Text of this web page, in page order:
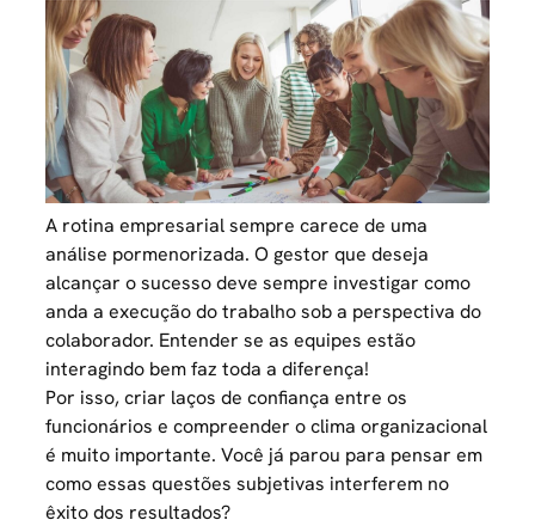
A rotina empresarial sempre carece de uma
análise pormenorizada. O gestor que deseja
alcançar o sucesso deve sempre investigar como
anda a execução do trabalho sob a perspectiva do
colaborador. Entender se as equipes estão
interagindo bem faz toda a diferença!
Por isso, criar laços de confiança entre os
funcionários e compreender o clima organizacional
é muito importante. Você já parou para pensar em
como essas questões subjetivas interferem no
êxito dos resultados?